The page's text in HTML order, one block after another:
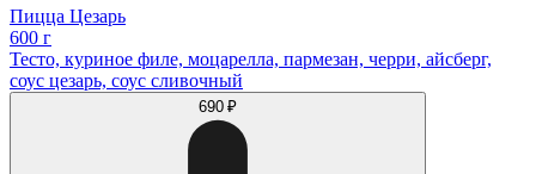
Пицца Цезарь
600 г
Тесто, куриное филе, моцарелла, пармезан, черри, айсберг,
соус цезарь, соус сливочный
690 ₽